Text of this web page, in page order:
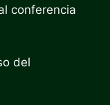
conferencia
del